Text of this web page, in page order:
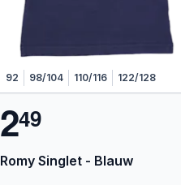
92 98/104 110/116 122/128
249
Romy Singlet - Blauw